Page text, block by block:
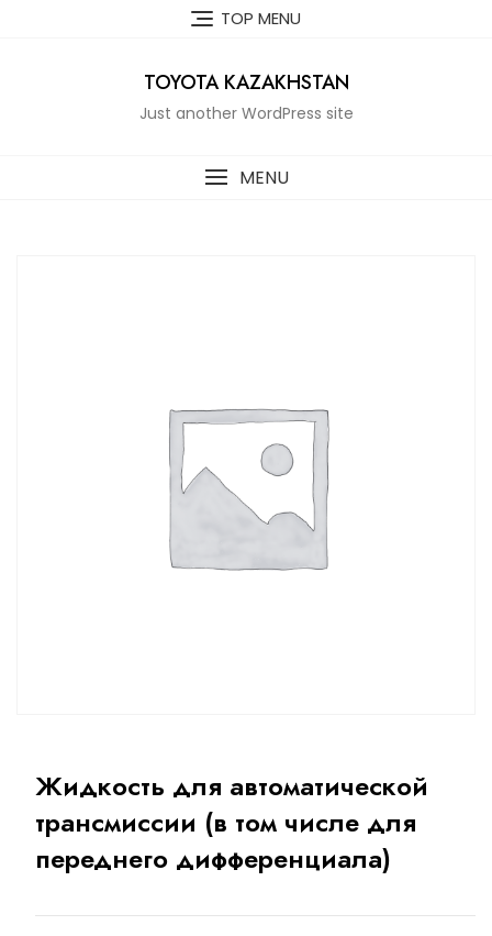
TOP MENU
TOYOTA KAZAKHSTAN
Just another WordPress site
MENU
Жидкость для автоматической
трансмиссии (в том числе для
переднего дифференциала)